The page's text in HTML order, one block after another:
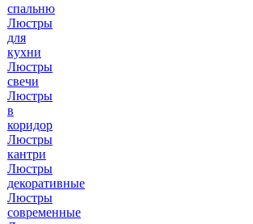
спальню
Люстры
для
кухни
Люстры
свечи
Люстры
в
коридор
Люстры
кантри
Люстры
декоративные
Люстры
современные